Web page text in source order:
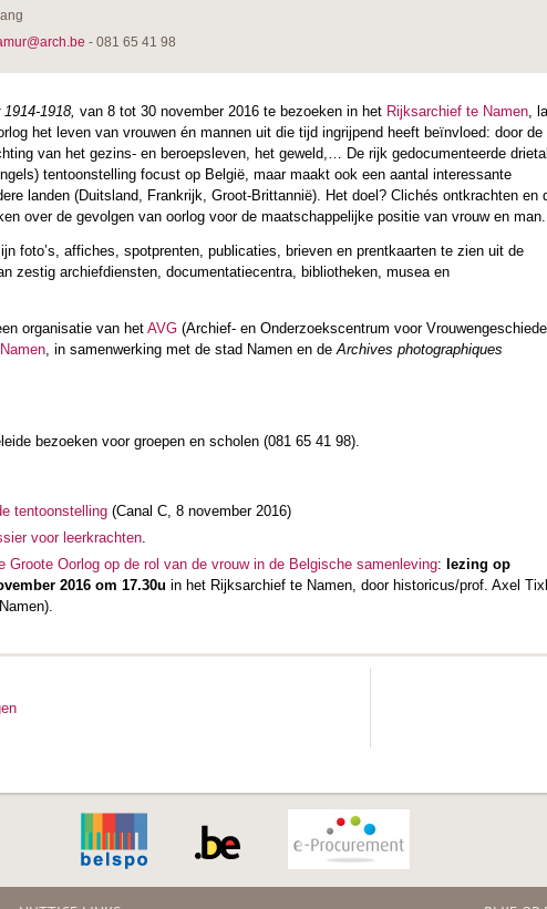
- 081 65 41 98
1918, van 8 tot 30 november 2016 te bezoeken in het Rijksarchief te Namen ,
het leven van vrouwen én mannen uit die tijd ingrijpend heeft beïnvloed: door de
van het gezins- en beroepsleven, het geweld,… De rijk gedocumenteerde
tentoonstelling focust op België, maar maakt ook een aantal interessante
landen (Duitsland, Frankrijk, Groot-Brittannië). Het doel? Clichés ontkrachten en
over de gevolgen van oorlog voor de maatschappelijke positie van vrouw en man.
foto’s, affiches, spotprenten, publicaties, brieven en prentkaarten te zien uit de
zestig archiefdiensten, documentatiecentra, bibliotheken, musea en
organisatie van hetAVG (Archief- en Onderzoekscentrum voor
, in samenwerking met de stad Namen en deArchives photographiques
bezoeken voor groepen en scholen (081 65 41 98).
tentoonstelling (Canal C, 8 november 2016)
voor leerkrachten.
Groote Oorlog op de rol van de vrouw in de Belgische samenleving: lezing op
2016 om 17.30u in het Rijksarchief te Namen, door historicus/prof. Axel